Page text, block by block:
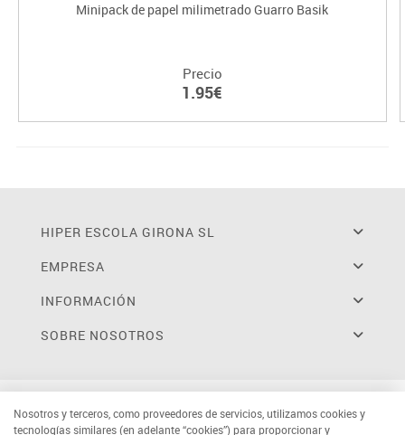
Minipack de papel milimetrado Guarro Basik
Precio
1.95€
HIPER ESCOLA GIRONA SL
EMPRESA
INFORMACIÓN
SOBRE NOSOTROS
Nosotros y terceros, como proveedores de servicios, utilizamos cookies y
tecnologías similares (en adelante “cookies”) para proporcionar y